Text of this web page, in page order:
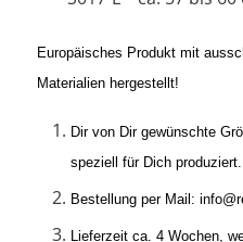
Europäisches Produkt mit
Materialien hergestellt!
Dir von Dir gewünschte
speziell für Dich produziert.
Bestellung per Mail:
Lieferzeit ca. 4 Wochen,